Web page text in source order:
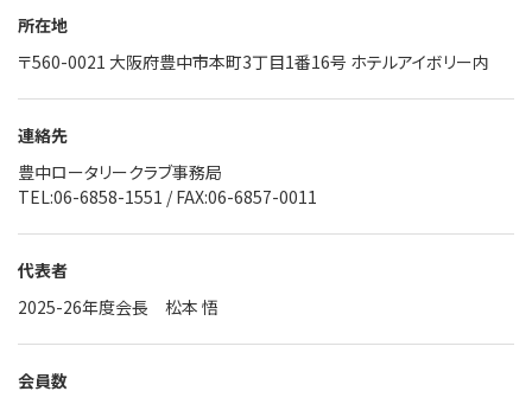
所在地
〒560-0021 大阪府豊中市本町3丁目1番16号 ホテルアイボリー内
連絡先
豊中ロータリークラブ事務局
TEL:06-6858-1551 /FAX:06-6857-0011
代表者
2025-26年度会長 松本 悟
会員数